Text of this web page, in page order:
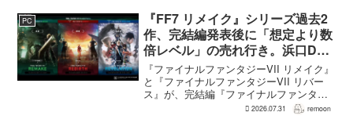
ルで印象に残るデザインから...
PC
『FF7 リメイク』シリーズ過去2
作、完結編発表後に「想定より数
倍レベル」の売れ行き。浜口Dが
明かす
『ファイナルファンタジーVII リメイク』
と『ファイナルファンタジーVII リバー
ス』が、完結編『ファイナルファンタジ
ーVII リベレーション』の発表後、「我々
2026.07.31 remoon